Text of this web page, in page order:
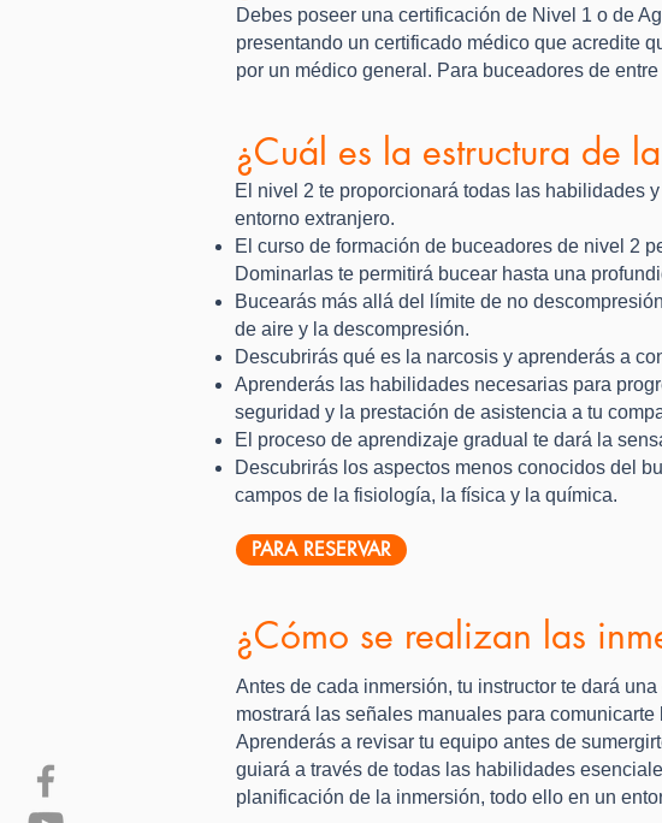
Debes poseer una certificación de Nivel 1 o de
presentando un certificado médico que acredite
por un médico general. Para buceadores de
¿Cuál es la estructura de
El nivel 2 te proporcionará todas las habilidades
entorno extranjero.
El curso de formación de buceadores de nivel 2
Dominarlas te permitirá bucear hasta una
Bucearás más allá del límite de no
de aire y la descompresión.
Descubrirás qué es la narcosis y aprenderás a
Aprenderás las habilidades necesarias para
seguridad y la prestación de asistencia a tu
El proceso de aprendizaje gradual te dará la
Descubrirás los aspectos menos conocidos del
campos de la fisiología, la física y la química.
PARA RESERVAR
¿Cómo se realizan las
Antes de cada inmersión, tu instructor te dará
mostrará las señales manuales para
Aprenderás a revisar tu equipo antes de
guiará a través de todas las habilidades
planificación de la inmersión, todo ello en un